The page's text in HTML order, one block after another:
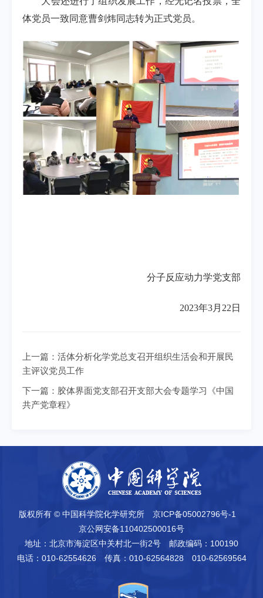
体党员一致同意曹剑炜同志转为正式党员。
分子反应动力学党支部
2023年3月22日
上一篇： 活体分析化学党总支召开组织生活会和开展民
主评议党员工作
下一篇： 胶体界面党支部召开支部大会专题学习《中国
共产党章程》
版权所有 © 中国科学院化学研究所
京ICP备05002796号-1
京公网安备110402500016号
地址：北京市海淀区中关村北一街2号
邮政编码：100190
电话：010-62554626
传真：010-62564828 010-62569564